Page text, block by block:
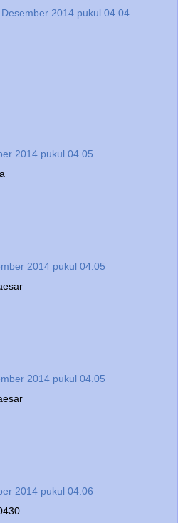
Desember 2014 pukul 04.04
2014 pukul 04.05
2014 pukul 04.05
2014 pukul 04.05
2014 pukul 04.06